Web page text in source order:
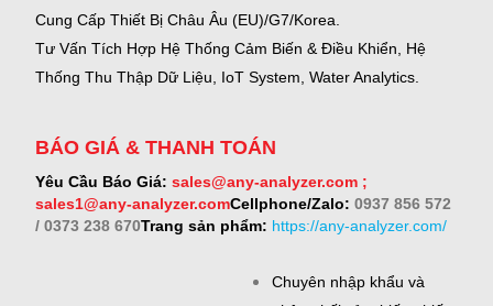
Cung Cấp Thiết Bị Châu Âu (EU)/G7/Korea.
Tư Vấn Tích Hợp Hệ Thống Cảm Biến & Điều Khiển, Hệ
Thống Thu Thập Dữ Liệu, IoT System, Water Analytics.
BÁO GIÁ & THANH TOÁN
Yêu Cầu Báo Giá: sales@any-analyzer.com ;
sales1@any-analyzer.comCellphone/Zalo: 0937 856 572
/ 0373 238 670Trang sản phẩm: https://any-analyzer.com/
Chuyên nhập khẩu và